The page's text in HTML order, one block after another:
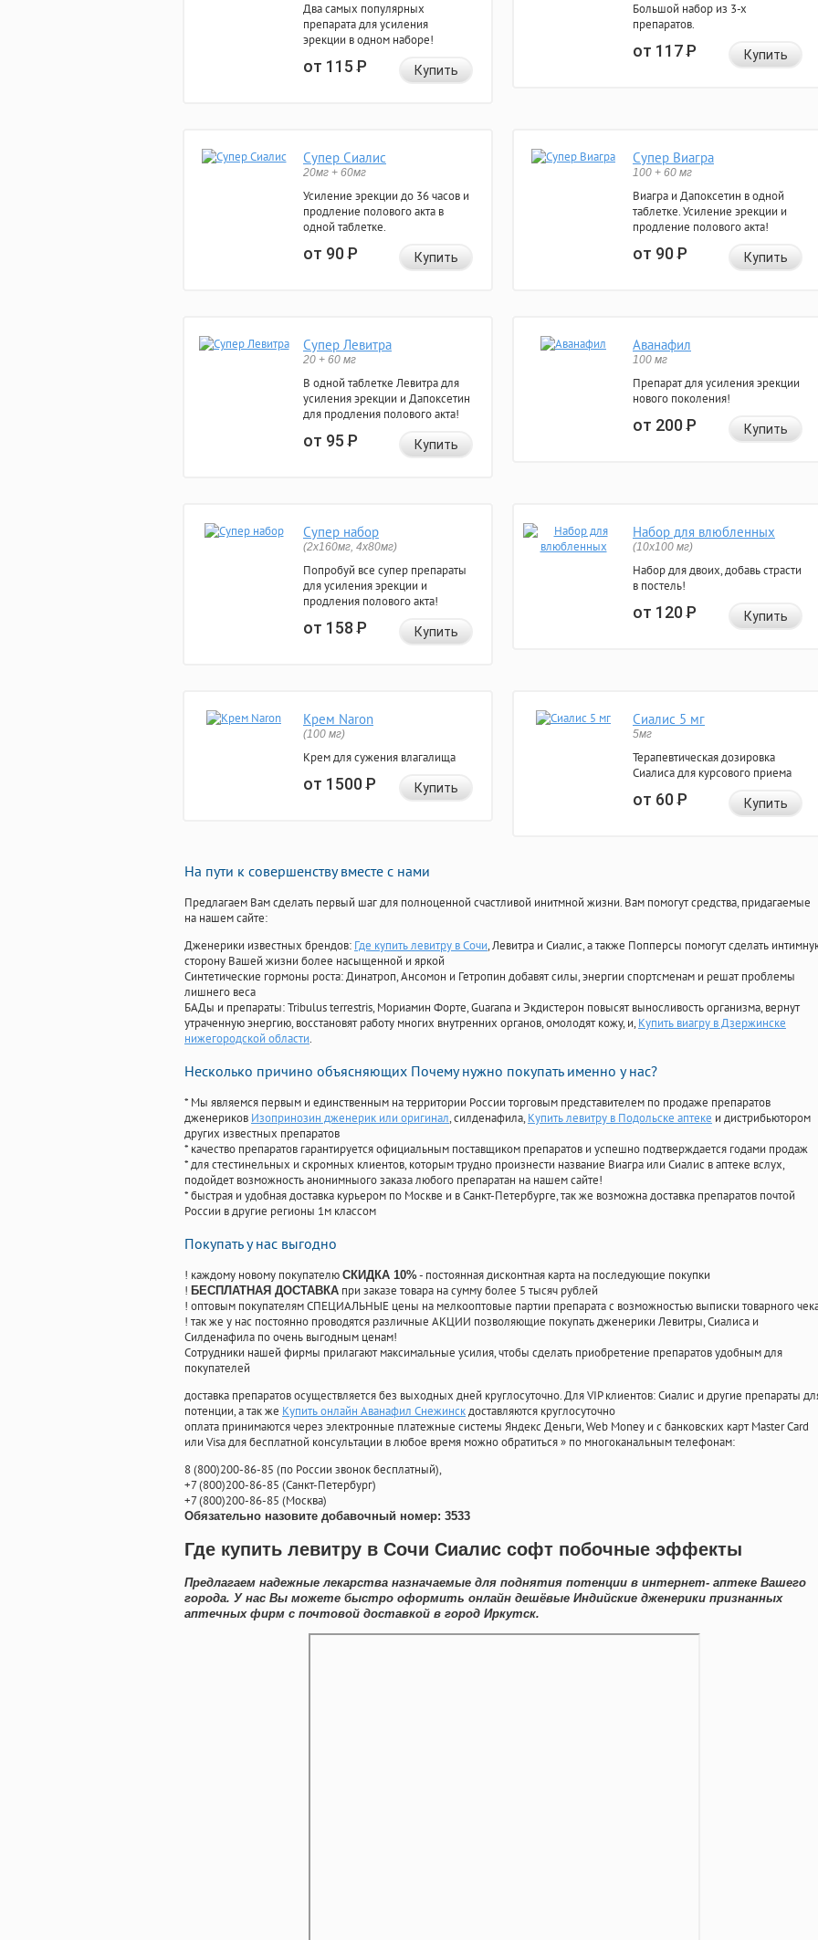
Два самых популярных
препарата для усиления
эрекции в одном наборе!
от 115Р Купить
Большой набор из 3-х
препаратов.
от 117Р Купить
Супер Сиалис
20мг + 60мг
Усиление эрекции до 36 часов и
продление полового акта в
одной таблетке.
от 90Р Купить
Супер Виагра
100 + 60 мг
Виагра и Дапоксетин в одной
таблетке. Усиление эрекции и
продление полового акта!
от 90Р Купить
Супер Левитра
20 + 60 мг
В одной таблетке Левитра для
усиления эрекции и Дапоксетин
для продления полового акта!
от 95Р Купить
Аванафил
100 мг
Препарат для усиления эрекции
нового поколения!
от 200Р Купить
Супер набор
(2х160мг, 4х80мг)
Попробуй все супер препараты
для усиления эрекции и
продления полового акта!
от 158Р Купить
Набор для влюбленных
(10х100 мг)
Набор для двоих, добавь страсти
в постель!
от 120Р Купить
Крем Naron
(100 мг)
Крем для сужения влагалища
от 1500Р Купить
Сиалис 5 мг
5мг
Терапевтическая дозировка
Сиалиса для курсового приема
от 60Р Купить
На пути к совершенству вместе с нами
Предлагаем Вам сделать первый шаг для полноценной счастливой инитмной жизни. Вам помогут средства, придагаемые
на нашем сайте:
Дженерики известных брендов: Где купить левитру в Сочи, Левитра и Сиалис, а также Попперсы помогут сделать
сторону Вашей жизни более насыщенной и яркой
Синтетические гормоны роста: Динатроп, Ансомон и Гетропин добавят силы, энергии спортсменам и решат проблемы
лишнего веса
БАДы и препараты:Tribulus terrestris, Мориамин Форте, Guarana и Экдистерон повысят выносливость организма, вернут
утраченную энергию, восстановят работу многих внутренних органов, омолодят кожу, и, Купить виагру в Дзержинске
нижегородской области.
Несколько причино объясняющих Почему нужно покупать именно у нас?
* Мы являемся первым и единственным на территории России торговым представителем по продаже препаратов
дженериков Изопринозин дженерик или оригинал, силденафила, Купить левитру в Подольске аптеке и дистрибьютором
других известных препаратов
* качество препаратов гарантируется официальным поставщиком препаратов и успешно подтверждается годами продаж
* для стестинельных и скромных клиентов, которым трудно произнести название Виагра или Сиалис в аптеке вслух,
подойдет возможность анонимныого заказа любого препаратан на нашем сайте!
* быстрая и удобная доставка курьером по Москве и в Санкт-Петербурге, так же возможна доставка препаратов почтой
России в другие регионы 1м классом
Покупать у нас выгодно
! каждому новому покупателю СКИДКА 10%- постоянная дисконтная карта на последующие покупки
! БЕСПЛАТНАЯ ДОСТАВКА при заказе товара на сумму более 5 тысяч рублей
! оптовым покупателям СПЕЦИАЛЬНЫЕ цены на мелкооптовые партии препарата с возможностью выписки товарного
! так же у нас постоянно проводятся различные АКЦИИ позволяющие покупать дженерики Левитры, Сиалиса и
Силденафила по очень выгодным ценам!
Cотрудники нашей фирмы прилагают максимальные усилия, чтобы сделать приобретение препаратов удобным для
покупателей
доставка препаратов осуществляется без выходных дней круглосуточно. Для VIP клиентов: Сиалис и другие препараты
потенции, а так же Купить онлайн Аванафил Снежинскдоставляются круглосуточно
оплата принимаются через электронные платежные системы Яндекс Деньги, Web Money и с банковских карт Master Card
или Visa для бесплатной консультации в любое время можно обратиться» по многоканальным телефонам:
8(800)200-86-85 (по России звонок бесплатный),
+7(800)200-86-85 (Санкт-Петербург)
+7(800)200-86-85 (Москва)
Обязательно назовите добавочный номер: 3533
Где купить левитру в Сочи Сиалис софт побочные эффекты
Предлагаем надежные лекарства назначаемые для поднятия потенции в интернет- аптеке Вашего
города. У нас Вы можете быстро оформить онлайн дешёвые Индийские дженерики признанных
аптечных фирм с почтовой доставкой в город Иркутск.